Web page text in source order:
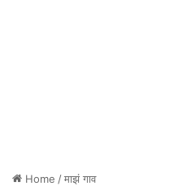
Home /माझं गाव